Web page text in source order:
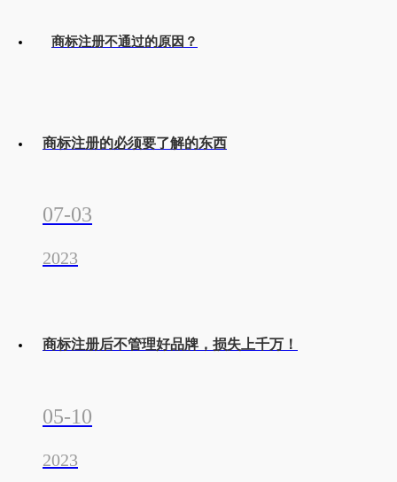
商标注册不通过的原因？
商标注册的必须要了解的东西
07-03
2023
商标注册后不管理好品牌，损失上千万！
05-10
2023